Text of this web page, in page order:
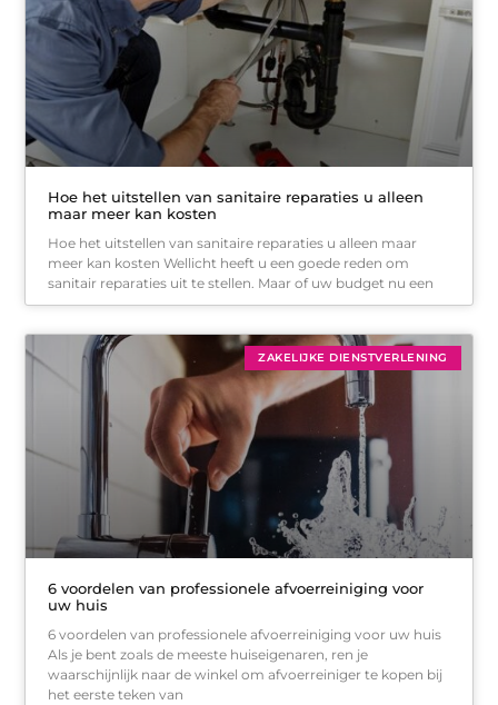
Hoe het uitstellen van sanitaire reparaties u alleen
maar meer kan kosten
Hoe het uitstellen van sanitaire reparaties u alleen maar
meer kan kosten Wellicht heeft u een goede reden om
sanitair reparaties uit te stellen. Maar of uw budget nu een
ZAKELIJKE DIENSTVERLENING
6 voordelen van professionele afvoerreiniging voor
uw huis
6 voordelen van professionele afvoerreiniging voor uw huis
Als je bent zoals de meeste huiseigenaren, ren je
waarschijnlijk naar de winkel om afvoerreiniger te kopen bij
het eerste teken van